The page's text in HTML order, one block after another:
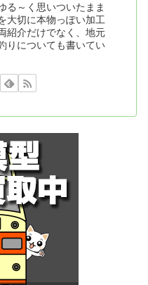
る～く思いついたまま
大切に本物っぽい加工
紹介だけでなく、地元
りについても書いてい